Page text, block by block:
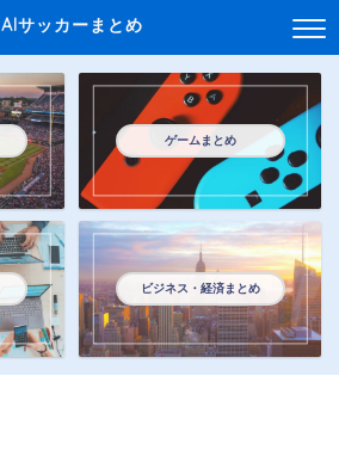
AIサッカーまとめ
ゲームまとめ
ビジネス・経済まとめ